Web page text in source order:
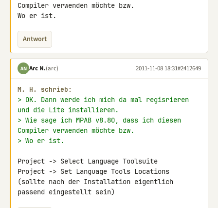
Compiler verwenden möchte bzw.
Wo er ist.
Antwort
AN Arc N.(arc) 2011-11-08 18:31#2412649
M. H. schrieb:
> OK. Dann werde ich mich da mal regisrieren
und die Lite installieren.
> Wie sage ich MPAB v8.80, dass ich diesen
Compiler verwenden möchte bzw.
> Wo er ist.
Project -> Select Language Toolsuite
Project -> Set Language Tools Locations
(sollte nach der Installation eigentlich
passend eingestellt sein)